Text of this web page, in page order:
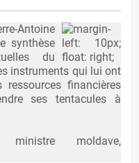
synthèse
du
instruments qui lui ont
ressources financières
ses tentacules à
ministre moldave,